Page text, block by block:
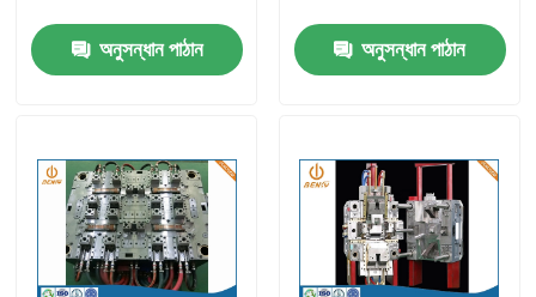
পণ্য
আমাদের সম্পর্কে
অনুসন্ধান পাঠান অনুসন্ধান পাঠান